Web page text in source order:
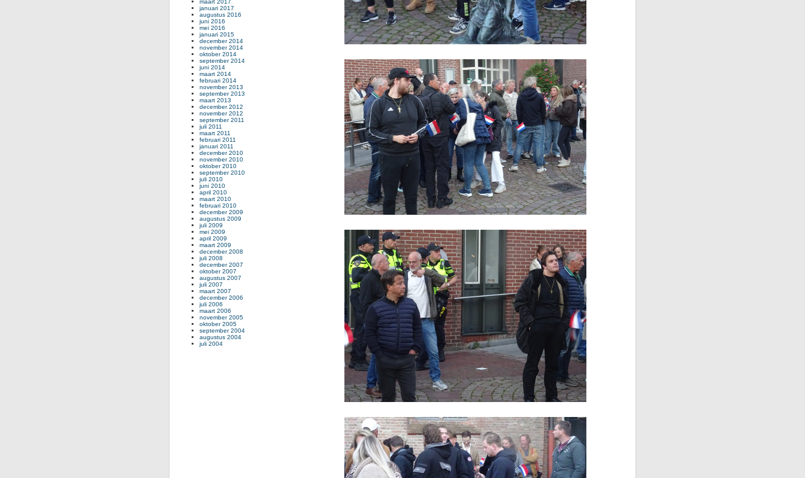
januari 2017
augustus 2016
juni 2016
mei 2016
januari 2015
december 2014
november 2014
oktober 2014
september 2014
juni 2014
maart 2014
februari 2014
november 2013
september 2013
maart 2013
december 2012
november 2012
september 2011
juli 2011
maart 2011
februari 2011
januari 2011
december 2010
november 2010
oktober 2010
september 2010
juli 2010
juni 2010
april 2010
maart 2010
februari 2010
december 2009
augustus 2009
juli 2009
mei 2009
april 2009
maart 2009
december 2008
juli 2008
december 2007
oktober 2007
augustus 2007
juli 2007
maart 2007
december 2006
juli 2006
maart 2006
november 2005
oktober 2005
september 2004
augustus 2004
juli 2004